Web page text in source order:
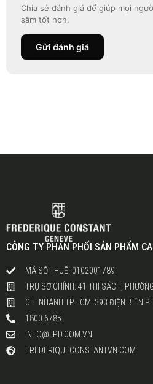
Chia sẻ đánh giá để giúp mọi
sắm tốt hơn.
Gửi đánh giá
CÔNG TY PHÂN PHỐI SẢN PHẨM
MÃ SỐ THUẾ: 0102001789
TRỤ SỞ CHÍNH: 41 THI SÁCH,
CHI NHÁNH TP.HCM: 393 ĐIỆN BIÊN
1800 6785
INFO@LPD.COM.VN
FREDERIQUECONSTANTVN.COM